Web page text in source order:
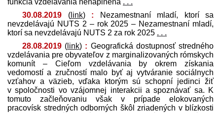
30.08.2019 (link) : Nezamestnaní mladí, ktorí sa
nevzdelávajú NUTS 2 – rok 2025 – Nezamestnaní mladí,
ktorí sa nevzdelávajú NUTS 2 za rok 2025 . . .
28.08.2019 ( link) : Geografická dostupnosť stredného
vzdelávania pre obyvateľov z marginalizovaných rómskych
komunít – Cieľom vzdelávania by okrem získania
vedomostí a zručností malo byť aj vytváranie sociálnych
vzťahov a väzieb, vďaka ktorým sú schopní jedinci žiť
v spoločnosti vo vzájomnej interakcii a spoznávať sa. K
tomuto začleňovaniu však v prípade elokovaných
pracovísk stredných odborných škôl zriadených v blízkosti